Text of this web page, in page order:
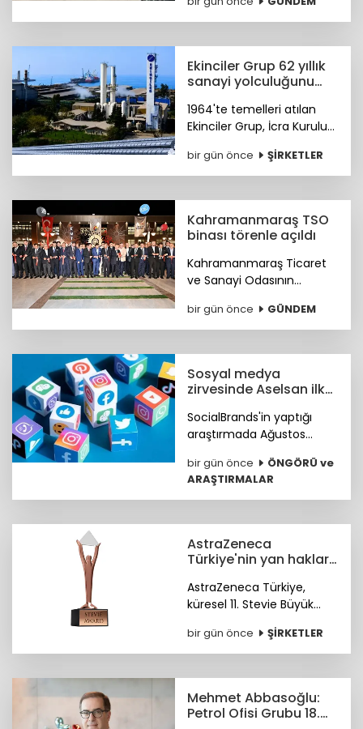
başlattığı 'İnsan Akademisi'
programının gelirleriyle bir
hedefliyor.
Ekinciler Grup 62 yıllık
sanayi yolculuğunu
1964'te temelleri atılan
Ekinciler Grup, İcra Kurulu
mesajıyla 62 yıllık köklü
sanayi mirasını ve küresel
bir gün önce ŞİRKETLER
Kahramanmaraş TSO
binası törenle açıldı
Kahramanmaraş Ticaret
ve Sanayi Odasının
depremlerinin ardından
yeniden inşa edilen yeni
törenle hizmete açıldı.
bir gün önce GÜNDEM
Sosyal medya
zirvesinde Aselsan ilk
SocialBrands'in yaptığı
araştırmada Ağustos
üçü Aselsan, MKE ve tabii
oldu.
bir gün önce
ÖNGÖRÜ ve
ARAŞTIRMALAR
AstraZeneca
Türkiye'nin yan haklar
uluslararası ödül
AstraZeneca Türkiye,
küresel 11. Stevie Büyük
Bronz Stevie Ödülü'nün
sahibi oldu. Ödüller 28
bir gün önce ŞİRKETLER
Mehmet Abbasoğlu:
Petrol Ofisi Grubu 18.